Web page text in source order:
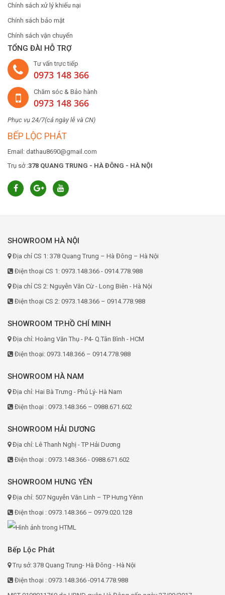
Chính sách xử lý khiếu nại
Chính sách bảo mật
Chính sách vận chuyển
TỔNG ĐÀI HỖ TRỢ
Tư vấn trực tiếp
0973 148 366
Chăm sóc & Bảo hành
0973 148 366
Phục vụ 24/7(cả ngày lễ và CN)
BẾP LỘC PHÁT
Email: dathau8690@gmail.com
Trụ sở :378 QUANG TRUNG - HÀ ĐÔNG - HÀ NỘI
SHOWROOM HÀ NỘI
Địa chỉ CS 1: 378 Quang Trung – Hà Đông – Hà Nội
Điện thoại CS 1: 0973.148.366 - 0914.778.988
Địa chỉ CS 2: Nguyễn Văn Cừ - Long Biên - Hà Nội
Điện thoại CS 2: 0973.148.366 – 0914.778.988
SHOWROOM TP.HỒ CHÍ MINH
Địa chỉ: Hoàng Văn Thụ - P4- Q.Tân Bình - HCM
Điện thoại: 0973.148.366 – 0914.778.988
SHOWROOM HÀ NAM
Địa chỉ: Hai Bà Trưng - Phủ Lý- Hà Nam
Điện thoại : 0973.148.366 – 0988.671.602
SHOWROOM HẢI DƯƠNG
Địa chỉ: Lê Thanh Nghị - TP Hải Dương
Điện thoại : 0973.148.366 - 0988.671.602
SHOWROOM HƯNG YÊN
Địa chỉ: 507 Nguyễn Văn Linh – TP Hưng Yênn
Điện thoại : 0973.148.366 – 0979.020.128
Bếp Lộc Phát
Trụ sở: 378 Quang Trung- Hà Đông - Hà Nội
Điện thoại : 0973.148.366 -0914.778.988